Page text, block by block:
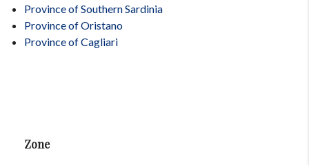
Province of Southern Sardinia
Province of Oristano
Province of Cagliari
Zone